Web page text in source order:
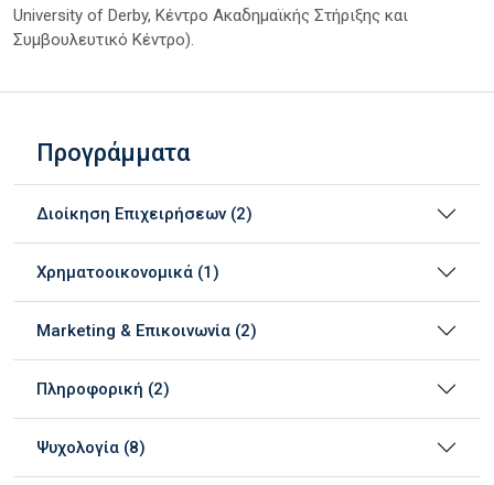
University of Derby, Κέντρο Ακαδημαϊκής Στήριξης και
Συμβουλευτικό Κέντρο).
Προγράμματα
Διοίκηση Επιχειρήσεων (2)
Χρηματοοικονομικά (1)
Marketing & Επικοινωνία (2)
Πληροφορική (2)
Ψυχολογία (8)